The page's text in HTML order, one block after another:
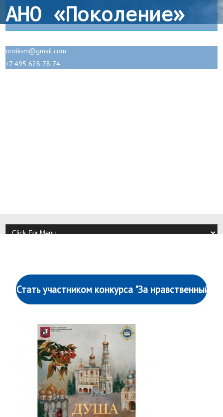
АНО «Поколение»
oroiksm@gmail.com
+7 495 628 78 74
Стать участником конкурса "За нравственный